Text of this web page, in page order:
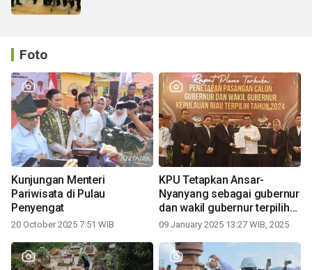
Foto
Kunjungan Menteri
Pariwisata di Pulau
Penyengat
20 October 2025 7:51 WIB
KPU Tetapkan Ansar-
Nyanyang sebagai gubernur
dan wakil gubernur terpilih
periode 2025-2030
09 January 2025 13:27 WIB, 2025